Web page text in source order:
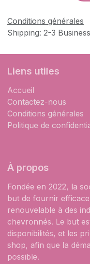
Conditions générales
Shipping: 2-3
Liens utiles
Accueil
Contactez-nous
Conditions générales
Politique de
À propos
Fondée en 2022, la
but de fournir
renouvelable à des
chevronnés. Le but
disponibilités, et les
shop, afin que la
possible.